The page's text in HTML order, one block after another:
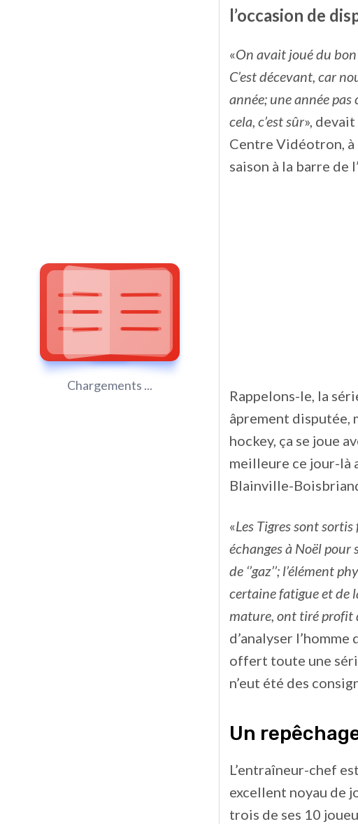
Chargements ...
l’occasion de
«On avait joué du
C’est décevant, car
année; une année
cela, c’est sûr»,
Centre Vidéotron,
saison à la barre de
Rappelons-le, la
âprement disputée,
hockey, ça se joue
meilleure ce jour-là
Blainville-
«Les Tigres sont
échanges à Noël pour
de ‘’gaz’’; l’élément
certaine fatigue et de
mature, ont tiré profit
d’analyser
offert toute une
n’eut été des
Un
L’entraîneur-chef
excellent noyau de
trois de ses 10